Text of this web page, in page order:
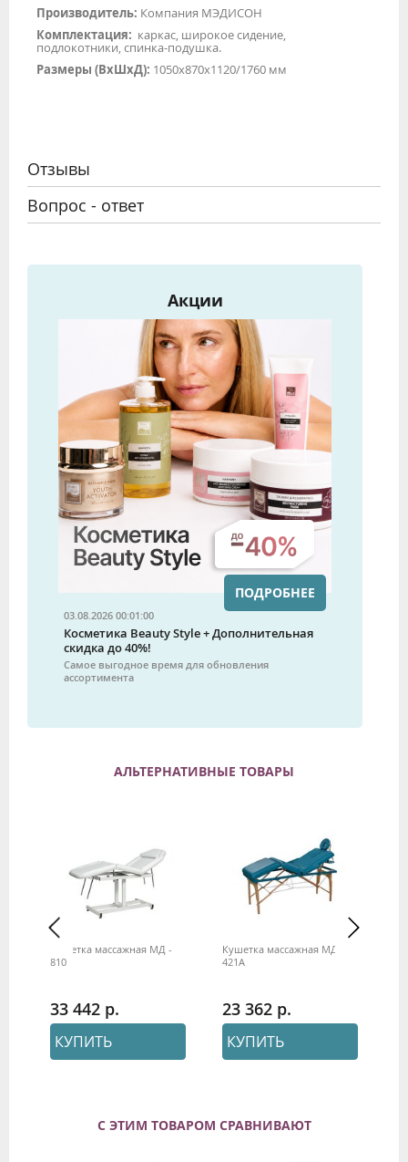
Производитель: Компания МЭДИСОН
Комплектация: каркас, широкое сидение,
подлокотники, спинка-подушка.
Размеры (ВхШхД): 1050х870х1120/1760 мм
Отзывы
Вопрос - ответ
Акции
03.08.2026 00:01:00
Косметика Beauty Style + Дополнительная
скидка до 40%!
Самое выгодное время для обновления
ассортимента
ПОДРОБНЕЕ
АЛЬТЕРНАТИВНЫЕ ТОВАРЫ
Кушетка массажная МД -
810
33 442
КУПИТЬ
Кушетка массажная МД -
421А
23 362
КУПИТЬ
С ЭТИМ ТОВАРОМ СРАВНИВАЮТ